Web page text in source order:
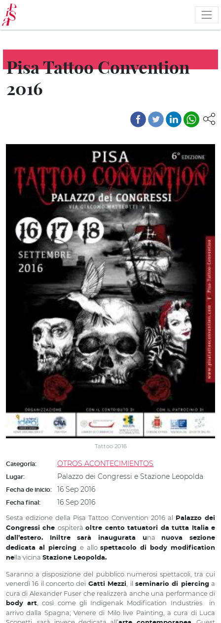
Pasar
al
contenido
principal
Pisa Tattoo Convention
2016
Tattoo 2016
Categoría: OTROS ACONTECIMIENTOS
Lugar: Palazzo dei Congressi e Stazione Leopolda
Fecha de inicio: 16 Sep 2016
Fecha final: 16 Sep 2016
Sesta edizione della Pisa Tattoo Convention 2016 al
Palazzo dei
Congressi che ospiteràoltre cento tatuatori da tutta Italia e
dall’estero. Iniltre sarà inaugurata una
nuova sezione
dedicata al piercing e allospettacolo di body modification
nella vicina Stazione Leopolda.
Saranno a disposizione del pubblico numerosi spettacoli, tra cui
venerdì 16 il concerto dei Gatti Mezzi , il seminario di piercinga
cura di Alexander Fuser che realizzerà anche una performance di
body art
, così come gli Indigenak Modification Industries in
arrivo dalla Spagna; Venere di Milo live Painting, a cura di Luca